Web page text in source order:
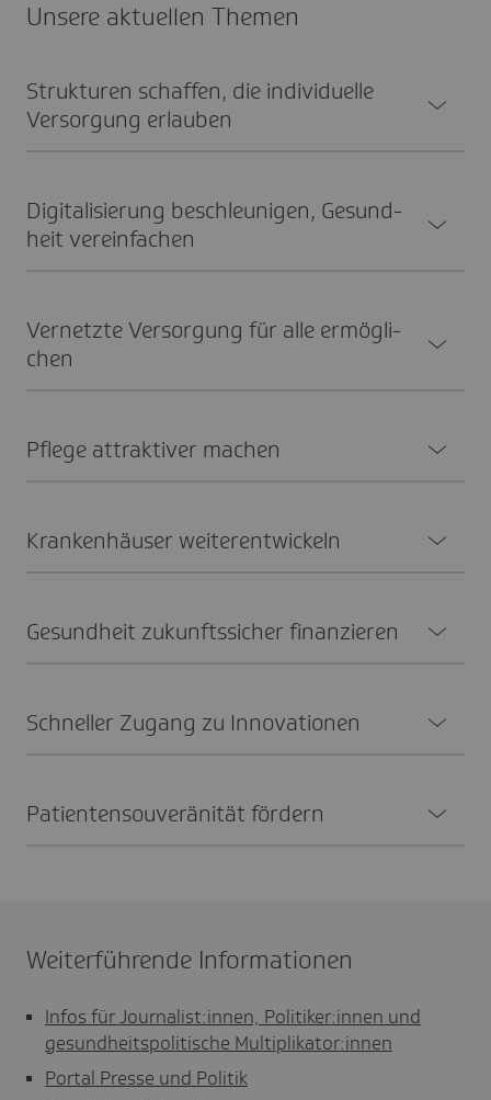
Unsere aktuellen Themen
Struk­turen schaf­fen, die indi­vi­du­elle
Versor­gung erlauben
Digi­ta­li­sie­rung beschleu­ni­gen, Gesund­
heit verein­fa­chen
Vernetzte Versor­gung für alle ermög­li­
chen
Pflege attrak­tiver machen
Kran­ken­häuser weiter­ent­wi­ckeln
Gesund­heit zukunfts­si­cher finan­zieren
Schneller Zugang zu Inno­va­tionen
Pati­en­ten­sou­ve­rä­nität fördern
Weiterführende Informationen
Infos für Journalist:innen, Politiker:innen und
gesundheitspolitische Multiplikator:innen
Portal Presse und Politik